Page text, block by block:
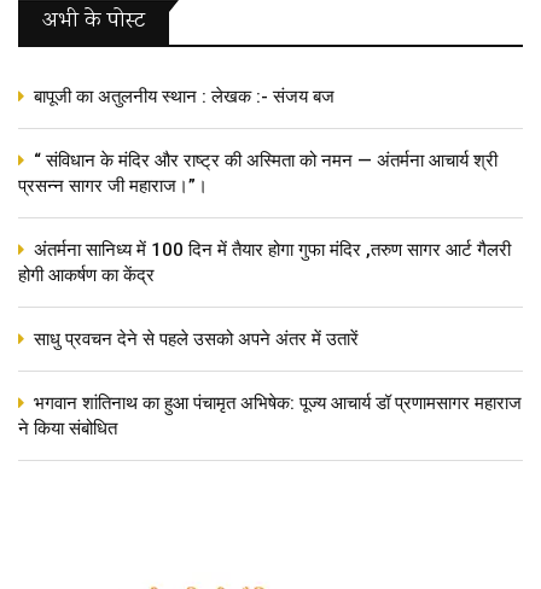
अभी के पोस्‍ट
बापूजी का अतुलनीय स्थान : लेखक :- संजय बज
“ संविधान के मंदिर और राष्ट्र की अस्मिता को नमन — अंतर्मना आचार्य श्री
प्रसन्न सागर जी महाराज।”।
अंतर्मना सानिध्य में 100 दिन में तैयार होगा गुफा मंदिर ,तरुण सागर आर्ट गैलरी
होगी आकर्षण का केंद्र
साधु प्रवचन देने से पहले उसको अपने अंतर में उतारें
भगवान शांतिनाथ का हुआ पंचामृत अभिषेक: पूज्य आचार्य डॉ प्रणामसागर महाराज
ने किया संबोधित